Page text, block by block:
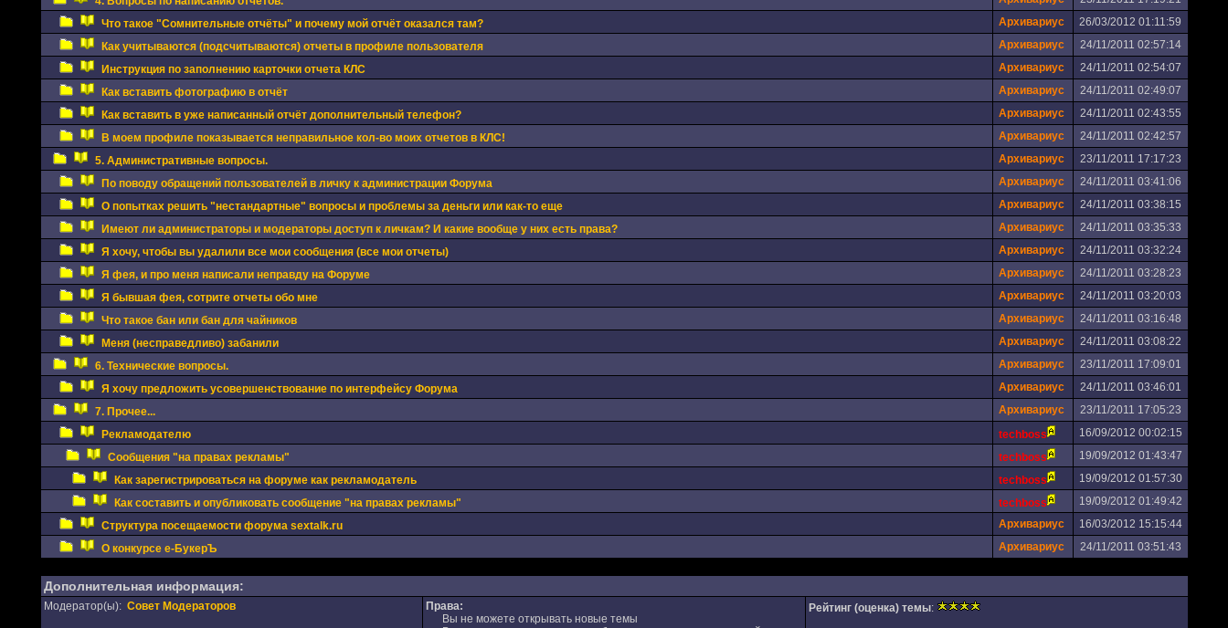
Что такое "Сомнительные отчёты" и почему мой отчёт оказался там?
Архивариус
26/03/2012 01:11:59
Как учитываются (подсчитываются) отчеты в профиле пользователя
Архивариус
24/11/2011 02:57:14
Инструкция по заполнению карточки отчета КЛС
Архивариус
24/11/2011 02:54:07
Как вставить фотографию в отчёт
Архивариус
24/11/2011 02:49:07
Как вставить в уже написанный отчёт дополнительный телефон?
Архивариус
24/11/2011 02:43:55
В моем профиле показывается неправильное кол-во моих отчетов в КЛС!
Архивариус
24/11/2011 02:42:57
5. Административные вопросы.
Архивариус
23/11/2011 17:17:23
По поводу обращений пользователей в личку к администрации Форума
Архивариус
24/11/2011 03:41:06
О попытках решить "нестандартные" вопросы и проблемы за деньги или как-то еще
Архивариус
24/11/2011 03:38:15
Имеют ли администраторы и модераторы доступ к личкам? И какие вообще у них есть права?
Архивариус
24/11/2011 03:35:33
Я хочу, чтобы вы удалили все мои сообщения (все мои отчеты)
Архивариус
24/11/2011 03:32:24
Я фея, и про меня написали неправду на Форуме
Архивариус
24/11/2011 03:28:23
Я бывшая фея, сотрите отчеты обо мне
Архивариус
24/11/2011 03:20:03
Что такое бан или бан для чайников
Архивариус
24/11/2011 03:16:48
Меня (несправедливо) забанили
Архивариус
24/11/2011 03:08:22
6. Технические вопросы.
Архивариус
23/11/2011 17:09:01
Я хочу предложить усовершенствование по интерфейсу Форума
Архивариус
24/11/2011 03:46:01
7. Прочее...
Архивариус
23/11/2011 17:05:23
Рекламодателю
techboss
16/09/2012 00:02:15
Сообщения "на правах рекламы"
techboss
19/09/2012 01:43:47
Как зарегистрироваться на форуме как рекламодатель
techboss
19/09/2012 01:57:30
Как составить и опубликовать сообщение "на правах рекламы"
techboss
19/09/2012 01:49:42
Структура посещаемости форума sextalk.ru
Архивариус
16/03/2012 15:15:44
О конкурсе е-БукерЪ
Архивариус 24/11/2011 03:51:43
Дополнительная информация:
Модератор(ы): Совет Модераторов
Права:
Вы не можете открывать новые темы
Рейтинг (оценка) темы: